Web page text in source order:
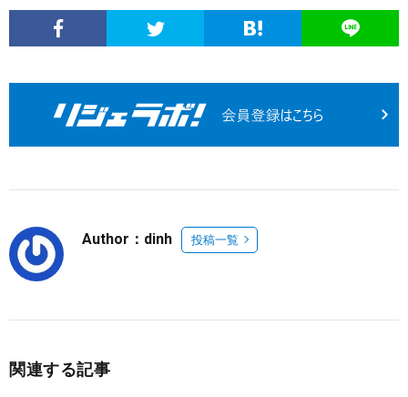
Author：dinh 投稿一覧
関連する記事